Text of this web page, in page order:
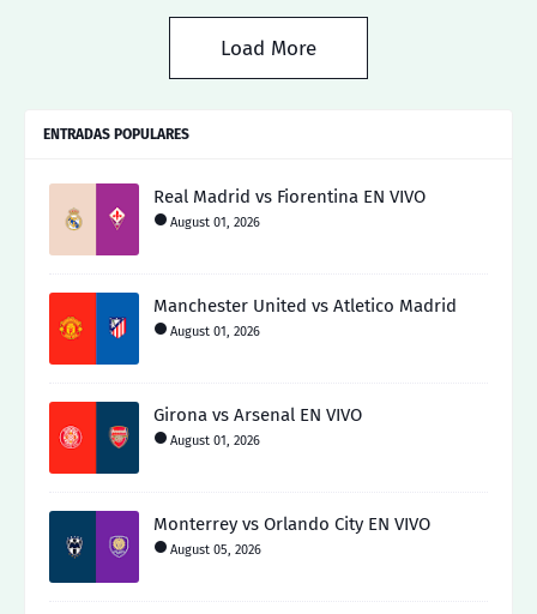
Load More
ENTRADAS POPULARES
Real Madrid vs Fiorentina EN VIVO
August 01, 2026
Manchester United vs Atletico Madrid
August 01, 2026
Girona vs Arsenal EN VIVO
August 01, 2026
Monterrey vs Orlando City EN VIVO
August 05, 2026